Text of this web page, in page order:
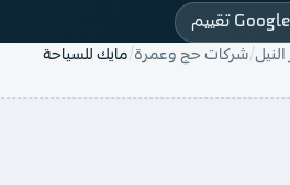
شركات حج وعمرة مايك للسياحة